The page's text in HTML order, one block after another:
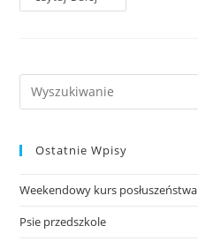
Średnio
Search
this
Ostatnie Wpisy
Weekendowy kurs posłuszeństwa
Psie przedszkole